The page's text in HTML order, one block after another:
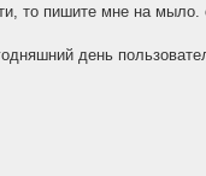
то пишите мне на
день